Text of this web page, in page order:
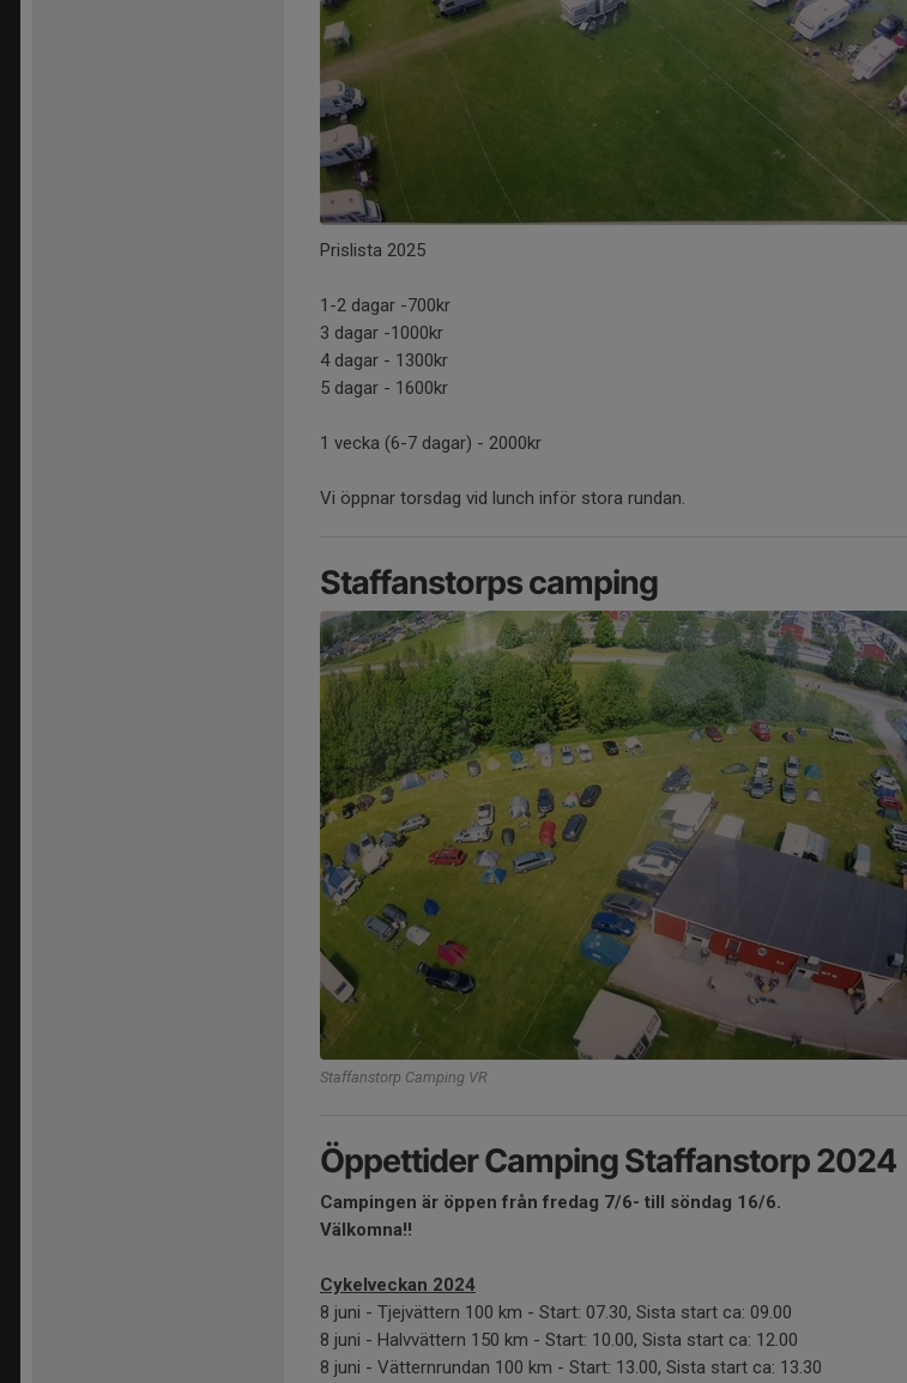
Prislista 2025
1-2 dagar -700kr
3 dagar -1000kr
4 dagar - 1300kr
5 dagar - 1600kr
1 vecka (6-7 dagar) - 2000kr
Vi öppnar torsdag vid lunch inför stora rundan.
Staffanstorps camping
Staffanstorp Camping VR
Öppettider Camping Staffanstorp 2024
Campingen är öppen från fredag 7/6- till söndag 16/6.
Välkomna!!
Cykelveckan 2024
8 juni - Tjejvättern 100 km - Start: 07.30, Sista start ca: 09.00
8 juni - Halvvättern 150 km - Start: 10.00, Sista start ca: 12.00
8 juni - Vätternrundan 100 km - Start: 13.00, Sista start ca: 13.30